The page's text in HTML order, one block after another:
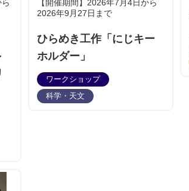
【開催期間】2026年7月4日から
2026年9月27日まで
ひらめき工作「にじキー
ホルダー」
ワークショップ
科学・天文